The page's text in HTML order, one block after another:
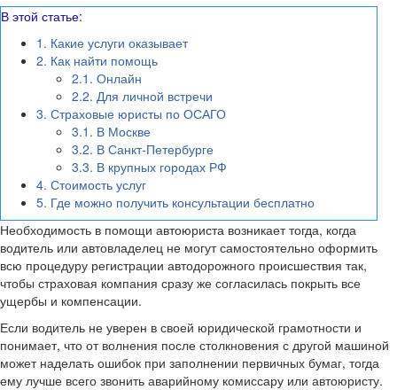
В этой статье:
1. Какие услуги оказывает
2. Как найти помощь
2.1. Онлайн
2.2. Для личной встречи
3. Страховые юристы по ОСАГО
3.1. В Москве
3.2. В Санкт-Петербурге
3.3. В крупных городах РФ
4. Стоимость услуг
5. Где можно получить консультации бесплатно
Необходимость в помощи автоюриста возникает тогда, когда
водитель или автовладелец не могут самостоятельно оформить
всю процедуру регистрации автодорожного происшествия так,
чтобы страховая компания сразу же согласилась покрыть все
ущербы и компенсации.
Если водитель не уверен в своей юридической грамотности и
понимает, что от волнения после столкновения с другой машиной
может наделать ошибок при заполнении первичных бумаг, тогда
ему лучше всего звонить аварийному комиссару или автоюристу.